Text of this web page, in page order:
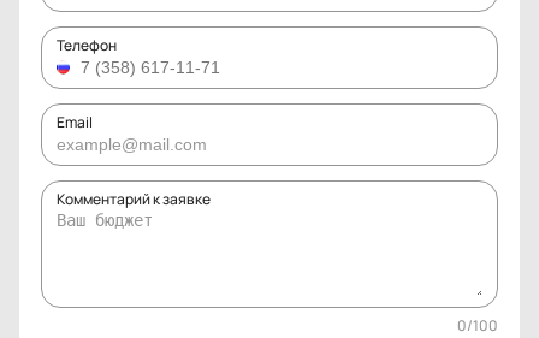
Телефон
Email
Комментарий к заявке
0/100